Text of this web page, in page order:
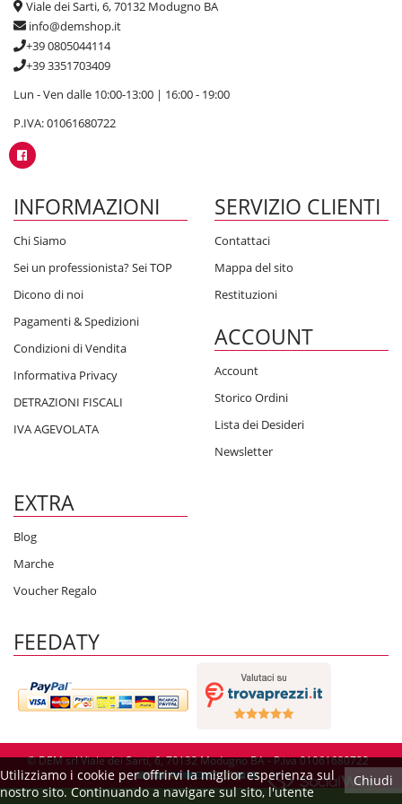
Viale dei Sarti, 6, 70132 Modugno BA
info@demshop.it
+39 0805044114
+39 3351703409
Lun - Ven dalle 10:00-13:00 | 16:00 - 19:00
P.IVA: 01061680722
INFORMAZIONI
Chi Siamo
Sei un professionista? Sei TOP
Dicono di noi
Pagamenti & Spedizioni
Condizioni di Vendita
Informativa Privacy
DETRAZIONI FISCALI
IVA AGEVOLATA
SERVIZIO CLIENTI
Contattaci
Mappa del sito
Restituzioni
ACCOUNT
Account
Storico Ordini
Lista dei Desideri
Newsletter
EXTRA
Blog
Marche
Voucher Regalo
FEEDATY
© DEM srl Viale dei Sarti, 6, 70132 Modugno BA - P.iva 01061680722
Chiudi
Utilizziamo i cookie per offrirvi la miglior esperienza sul
nostro sito. Continuando a navigare sul sito, l'utente